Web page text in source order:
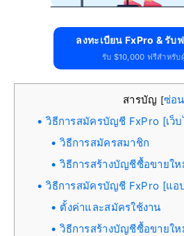
ลงทะเบียน FxPro & รับ
รับ $10,000 ฟรีสำหรับ
สารบัญ [ซ่อน
วิธีการสมัครบัญชี FxPro [เว็
วิธีการสมัครสมาชิก
วิธีการสร้างบัญชีซื้อขายให
วิธีการสมัครบัญชี FxPro [แอ
ตั้งค่าและสมัครใช้งาน
วิธีการสร้างบัญชีซื้อขายให